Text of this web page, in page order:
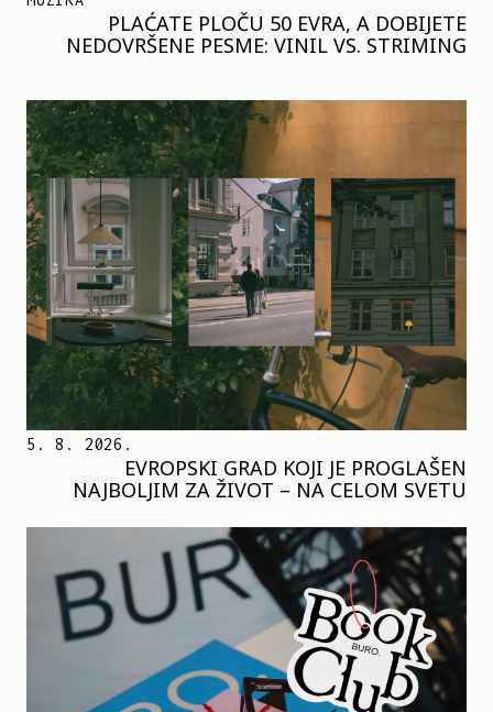
PLAĆATE PLOČU 50 EVRA, A DOBIJETE
NEDOVRŠENE PESME: VINIL VS. STRIMING
5. 8. 2026.
EVROPSKI GRAD KOJI JE PROGLAŠEN
NAJBOLJIM ZA ŽIVOT – NA CELOM SVETU